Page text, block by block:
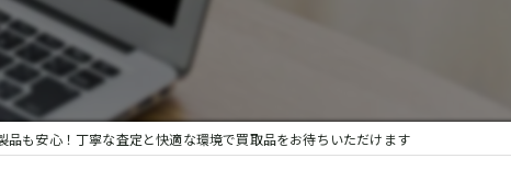
品も安心！丁寧な査定と快適な環境で買取品をお待ちいただけます